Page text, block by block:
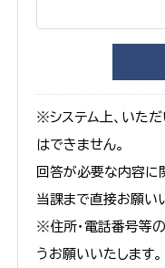
※システム上、いた
はできません。
回答が必要な内容に
当課まで直接お願い
※住所・電話番号等
うお願いいたします。